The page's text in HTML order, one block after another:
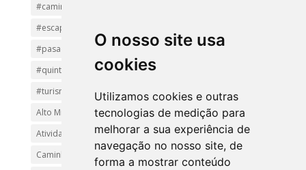
O nosso site usa
cookies
Utilizamos cookies e outras
tecnologias de medição para
melhorar a sua experiência de
navegação no nosso site, de
forma a mostrar conteúdo
#caminhadas
#escapadinha
#pasadiços
#passadiçosdovez
#penedageres
#quintalamosa
#religião
#turismoreligioso
#turismorural
#vianadocastelo
Alto Minho
Arcos de Valdevez.
Arcos Valdevez
Atividades e Passeios
aventura
Caminhadas e Passeio
Caminho de Santiago
Caminho Minhoto Ribeiro